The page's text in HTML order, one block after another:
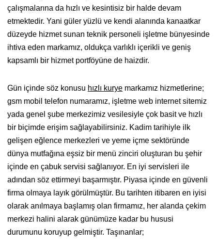
çalışmalarına da hızlı ve kesintisiz bir halde devam
etmektedir. Yani güler yüzlü ve kendi alanında kanaatkar
düzeyde hizmet sunan teknik personeli işletme bünyesinde
ihtiva eden markamız, oldukça varlıklı içerikli ve geniş
kapsamlı bir hizmet portföyüne de haizdir.
Gün içinde söz konusu hızlı kurye markamız hizmetlerine;
gsm mobil telefon numaramız, işletme web internet sitemiz
yada genel şube merkezimiz vesilesiyle çok basit ve hızlı
bir biçimde erişim sağlayabilirsiniz. Kadim tarihiyle ilk
gelişen eğlence merkezleri ve yeme içme sektöründe
dünya mutfağına eşsiz bir menü zinciri oluşturan bu şehir
içinde en çabuk servisi sağlanıyor. En iyi servisleri ile
adından söz ettirmeyi başarmıştır. Piyasa içinde en güvenli
firma olmaya layık görülmüştür. Bu tarihten itibaren en iyisi
olarak anılmaya başlamış olan firmamız, her alanda çekim
merkezi halini alarak günümüze kadar bu hususi
durumunu koruyup gelmiştir. Taşınanlar;